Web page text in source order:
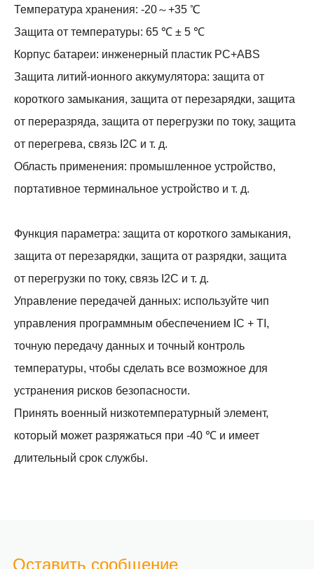
Температура хранения: -20～+35 ℃
Защита от температуры: 65 ℃ ± 5 ℃
Корпус батареи: инженерный пластик PC+ABS
Защита литий-ионного аккумулятора: защита от
короткого замыкания, защита от перезарядки, защита
от переразряда, защита от перегрузки по току, защита
от перегрева, связь I2C и т. д.
Область применения: промышленное устройство,
портативное терминальное устройство и т. д.
Функция параметра: защита от короткого замыкания,
защита от перезарядки, защита от разрядки, защита
от перегрузки по току, связь I2C и т. д.
Управление передачей данных: используйте чип
управления программным обеспечением IC + TI,
точную передачу данных и точный контроль
температуры, чтобы сделать все возможное для
устранения рисков безопасности.
Принять военный низкотемпературный элемент,
который может разряжаться при -40 ℃ и имеет
длительный срок службы.
Оставить сообщение